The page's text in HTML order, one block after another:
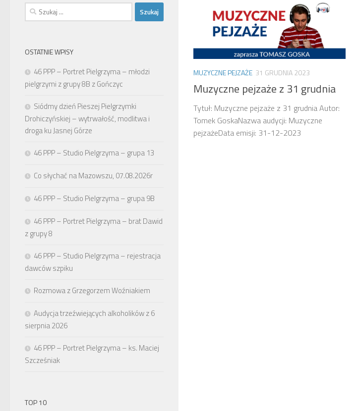
MUZYCZNE PEJZAŻE 31 GRUDNIA 2023
Muzyczne pejzaże z 31 grudnia
Tytuł: Muzyczne pejzaże z 31 grudnia Autor:
Tomek GoskaNazwa audycji: Muzyczne
pejzażeData emisji: 31-12-2023
Szukaj:
OSTATNIE WPISY
46 PPP – Portret Pielgrzyma – młodzi
pielgrzymi z grupy 8B z Gończyc
Siódmy dzień Pieszej Pielgrzymki
Drohiczyńskiej – wytrwałość, modlitwa i
droga ku Jasnej Górze
46 PPP – Studio Pielgrzyma – grupa 13
Co słychać na Mazowszu, 07.08.2026r
46 PPP – Studio Pielgrzyma – grupa 9B
46 PPP – Portret Pielgrzyma – brat Dawid
z grupy 8
46 PPP – Studio Pielgrzyma – rejestracja
dawców szpiku
Rozmowa z Grzegorzem Woźniakiem
Audycja trzeźwiejących alkoholików z 6
sierpnia 2026
46 PPP – Portret Pielgrzyma – ks. Maciej
Szcześniak
TOP 10